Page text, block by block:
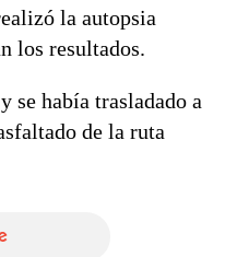
la autopsia
los resultados.
se había trasladado a
de la ruta